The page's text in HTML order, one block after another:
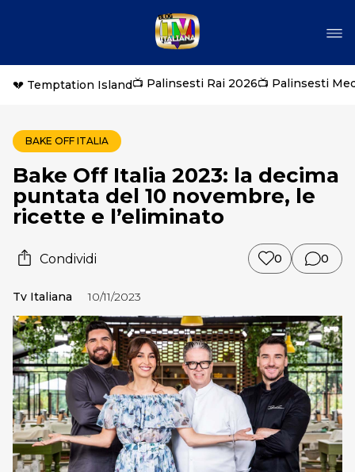
💔 Temptation Island📺 Palinsesti Rai 2026📺 Palinsesti
BAKE OFF ITALIA
Bake Off Italia 2023: la decima
puntata del 10 novembre, le
ricette e l’eliminato
Condividi 0 0
Tv Italiana 10/11/2023